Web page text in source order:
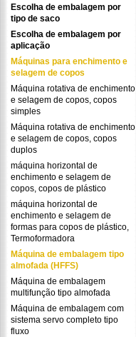
Escolha de embalagem por
tipo de saco
Escolha de embalagem por
aplicação
Máquinas para enchimento e
selagem de copos
Máquina rotativa de enchimento
e selagem de copos, copos
simples
Máquina rotativa de enchimento
e selagem de copos, copos
duplos
máquina horizontal de
enchimento e selagem de
copos, copos de plástico
máquina horizontal de
enchimento e selagem de
formas para copos de plástico,
Termoformadora
Máquina de embalagem tipo
almofada (HFFS)
Máquina de embalagem
multifunção tipo almofada
Máquina de embalagem com
sistema servo completo tipo
fluxo